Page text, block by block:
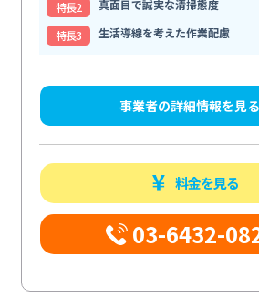
特⻑2
真面目で誠実な清掃態度
特⻑3
生活導線を考えた作業配慮
事業者の詳細情報を見る
料金を見る
03-6432-